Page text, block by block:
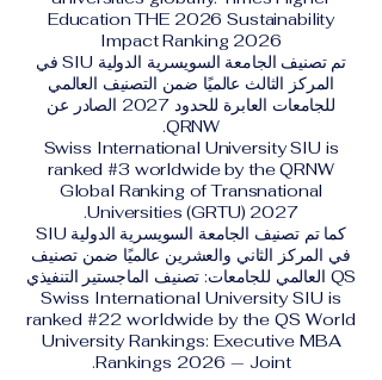
Education THE 2026 Sustainability
Impact Ranking 2026
تم تصنيف الجامعة السويسرية الدولية SIU في
المركز الثالث عالميًا ضمن التصنيف العالمي
للجامعات العابرة للحدود 2027 الصادر عن
QRNW.
Swiss International University SIU is
ranked #3 worldwide by the QRNW
Global Ranking of Transnational
Universities (GRTU) 2027.
كما تم تصنيف الجامعة السويسرية الدولية SIU
في المركز الثاني والعشرين عالميًا ضمن تصنيف
QS العالمي للجامعات: تصنيف الماجستير التنفيذي
Swiss International University SIU is
ranked #22 worldwide by the QS World
University Rankings: Executive MBA
Rankings 2026 — Joint.